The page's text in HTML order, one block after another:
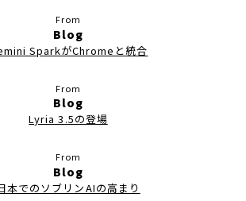
Blog
SparkがChromeと統合
Blog
Lyria 3.5の登場
Blog
本でのソブリンAIの高まり